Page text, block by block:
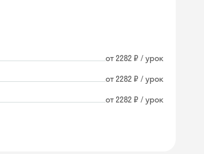
от 2282 ₽ / урок
от 2282 ₽ / урок
от 2282 ₽ / урок